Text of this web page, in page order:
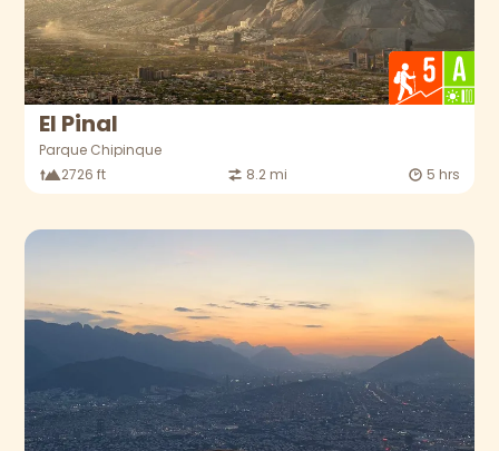
El Pinal
Parque Chipinque
2726 ft
8.2 mi 5 hrs